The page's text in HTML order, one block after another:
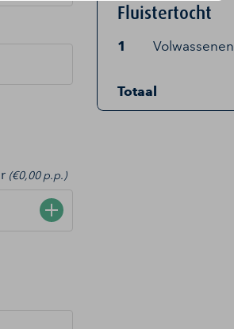
(€0,00 p.p.)
+
Fluistertocht
1 Volwassenen
Totaal